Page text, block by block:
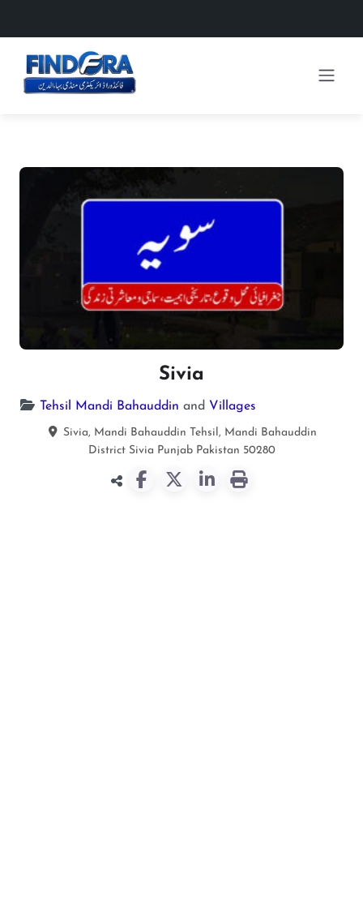
Sivia
Tehsil Mandi Bahauddin and Villages
Sivia, Mandi Bahauddin Tehsil, Mandi Bahauddin
District Sivia Punjab Pakistan 50280